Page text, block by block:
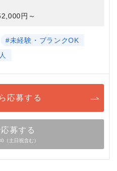
円～
#未経験・ブランクOK
応募する
募する
（土日祝含む）